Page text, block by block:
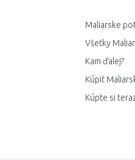
Maliarske
Všetky
Kam ďalej?
Kúpiť
Kúpte si